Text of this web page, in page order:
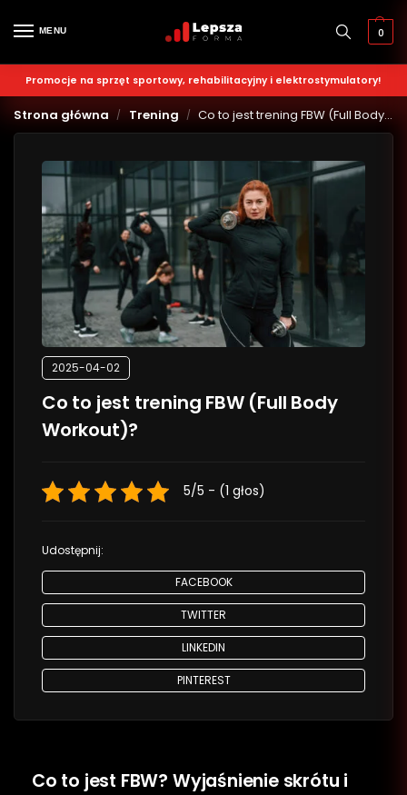
MENU 0
Promocje na sprzęt sportowy, rehabilitacyjny i elektrostymulatory!
Strona główna / Trening / Co to jest trening FBW (Full Body Workout)?
2025-04-02
Co to jest trening FBW (Full Body
Workout)?
5/5 - (1 głos)
Udostępnij:
FACEBOOK
TWITTER
LINKEDIN
PINTEREST
Co to jest FBW? Wyjaśnienie skrótu i